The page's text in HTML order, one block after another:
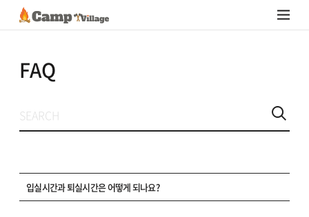
FAQ
입실시간과 퇴실시간은 어떻게 되나요?